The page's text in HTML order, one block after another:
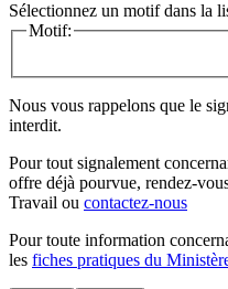
Sélectionnez un motif dans la
Motif:
Nous vous rappelons que le
interdit.
Pour tout signalement
offre déjà pourvue, rendez-
Travail ou contactez-nous
Pour toute information
les fiches pratiques du